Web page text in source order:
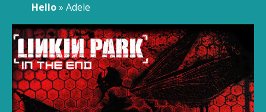
Hello» Adele